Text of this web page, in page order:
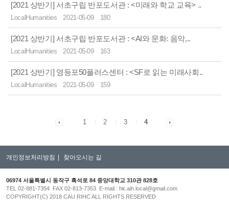
[2021 상반기] 서초구립 반포도서관 : <미래와 학교 교육> ..
LocalHumanities 2021-05-09 180
[2021 상반기] 서초구립 반포도서관 : <AI와 문화: 음악,..
LocalHumanities 2021-05-09 163
[2021 상반기] 영등포50플러스센터 : <SF로 읽는 미래사회..
LocalHumanities 2021-05-09 159
1 2 3 4
개인정보처리방침 찾아오시는 길
06974 서울특별시 동작구 흑석로 84 중앙대학교 310관 828호
TEL 02-881-7354 FAX 02-813-7353 E-mail : hk.aih.local@gmail.com
COPYRIGHT(C) 2018 CAU RIHC ALL RIGHTS RESERVED